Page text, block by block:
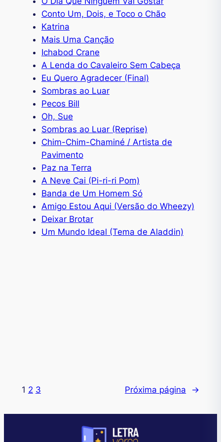
Conto Um, Dois, e Toco o Chão
Katrina
Mais Uma Canção
Ichabod Crane
A Lenda do Cavaleiro Sem Cabeça
Eu Quero Agradecer (Final)
Sombras ao Luar
Pecos Bill
Oh, Sue
Sombras ao Luar (Reprise)
Chim-Chim-Chaminé / Artista de
Pavimento
Paz na Terra
A Neve Cai (Pi-ri-ri Pom)
Banda de Um Homem Só
Amigo Estou Aqui (Versão do Wheezy)
Deixar Brotar
Um Mundo Ideal (Tema de Aladdin)
1 2 3 Próxima página →